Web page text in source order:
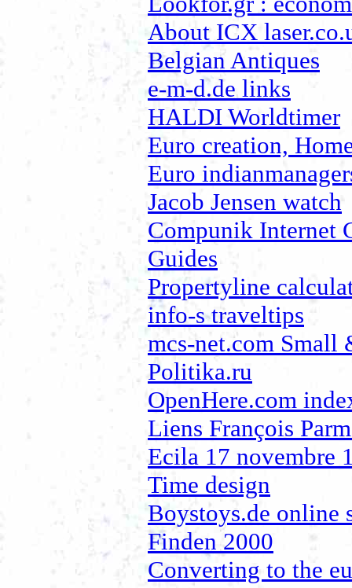
About ICX
Belgian Antiques
e-m-d.de links
HALDI Worldtimer
Euro creation,
Euro
Jacob Jensen watch
Compunik Internet
Guides
Propertyline
info-s traveltips
mcs-net.com Small
Politika.ru
OpenHere.com
Liens François
Ecila 17 novembre
Time design
Boystoys.de online
Finden 2000
Converting to the